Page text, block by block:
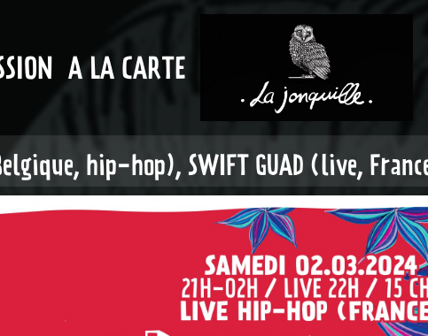
A LA CARTE
hip-hop), SWIFT GUAD (live,